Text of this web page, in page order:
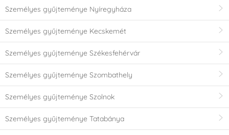
Személyes gyűjteménye Nyíregyháza
Személyes gyűjteménye Kecskemét
Személyes gyűjteménye Székesfehérvár
Személyes gyűjteménye Szombathely
Személyes gyűjteménye Szolnok
Személyes gyűjteménye Tatabánya